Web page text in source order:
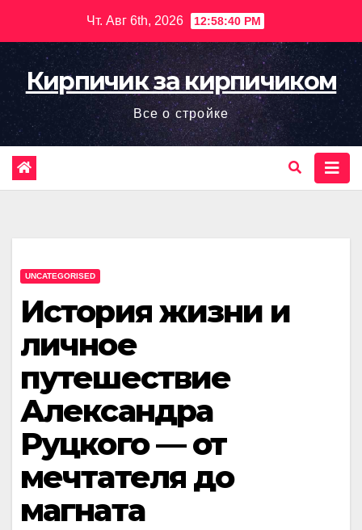
содержимому
Чт. Авг 6th, 2026 12:58:41 PM
Кирпичик за кирпичиком
Все о стройке
UNCATEGORISED
История жизни и
личное
путешествие
Александра
Руцкого — от
мечтателя до
магната